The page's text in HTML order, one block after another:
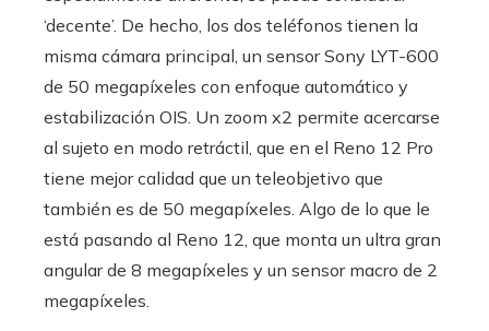
‘decente’. De hecho, los dos teléfonos tienen la
misma cámara principal, un sensor Sony LYT-600
de 50 megapíxeles con enfoque automático y
estabilización OIS. Un zoom x2 permite acercarse
al sujeto en modo retráctil, que en el Reno 12 Pro
tiene mejor calidad que un teleobjetivo que
también es de 50 megapíxeles. Algo de lo que le
está pasando al Reno 12, que monta un ultra gran
angular de 8 megapíxeles y un sensor macro de 2
megapíxeles.